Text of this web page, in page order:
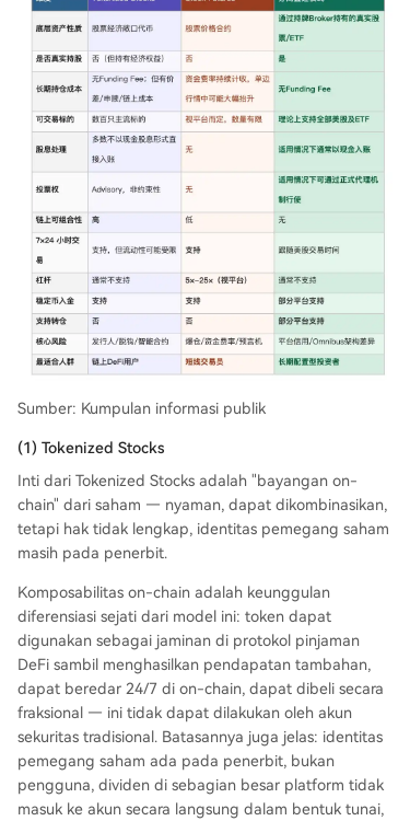
Sumber: Kumpulan informasi publik
(1) Tokenized Stocks
Inti dari Tokenized Stocks adalah "bayangan on-
chain" dari saham — nyaman, dapat dikombinasikan,
tetapi hak tidak lengkap, identitas pemegang saham
masih pada penerbit.
Komposabilitas on-chain adalah keunggulan
diferensiasi sejati dari model ini: token dapat
digunakan sebagai jaminan di protokol pinjaman
DeFi sambil menghasilkan pendapatan tambahan,
dapat beredar 24/7 di on-chain, dapat dibeli secara
fraksional — ini tidak dapat dilakukan oleh akun
sekuritas tradisional. Batasannya juga jelas: identitas
pemegang saham ada pada penerbit, bukan
pengguna, dividen di sebagian besar platform tidak
masuk ke akun secara langsung dalam bentuk tunai,